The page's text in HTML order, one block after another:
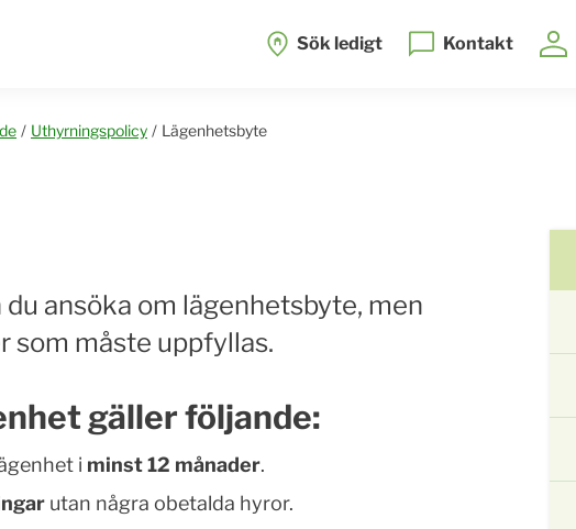
Sök ledigt Kontakt
/ Uthyrningspolicy / Lägenhetsbyte
du ansöka om lägenhetsbyte, men
som måste uppfyllas.
gäller följande:
i minst 12 månader.
utan några obetalda hyror.